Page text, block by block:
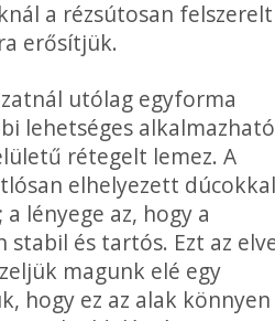
a rézsútosan felszerelt
erősítjük.
utólag egyforma
lehetséges alkalmazható
rétegelt lemez. A
elhelyezett dúcokkal
lényege az, hogy a
stabil és tartós. Ezt az
magunk elé egy
hogy ez az alak könnyen